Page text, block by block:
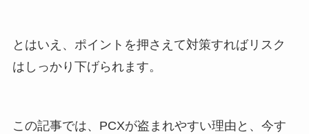
とはいえ、ポイントを押さえて対策すればリスク
はしっかり下げられます。
この記事では、PCXが盗まれやすい理由と、今す